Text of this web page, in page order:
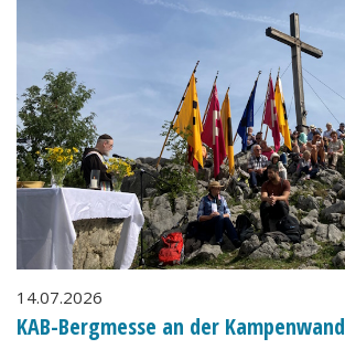
14.07.2026
KAB-Bergmesse an der Kampenwand